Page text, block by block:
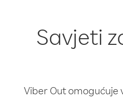
Savjeti
Viber Out omogućuje